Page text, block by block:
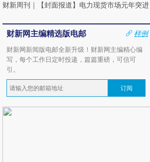
财新周刊 ｜ 【封面报道】电力现货市场元年突进
财新网主编精选版电邮
样例
财新网新闻版电邮全新升级！财新网主编精心编
写，每个工作日定时投递，篇篇重磅，可信可
引。
订阅